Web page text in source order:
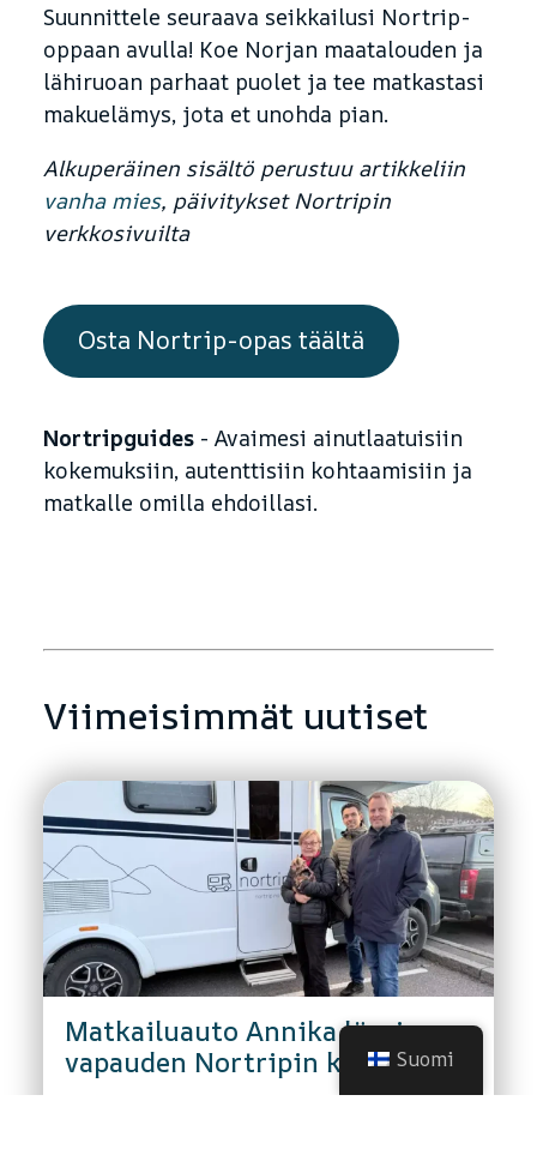
Suunnittele seuraava seikkailusi Nortrip-
oppaan avulla! Koe Norjan maatalouden ja
lähiruoan parhaat puolet ja tee matkastasi
makuelämys, jota et unohda pian.
Alkuperäinen sisältö perustuu artikkeliin
vanha mies, päivitykset Nortripin
verkkosivuilta
Osta Nortrip-opas täältä
Nortripguides - Avaimesi ainutlaatuisiin
kokemuksiin, autenttisiin kohtaamisiin ja
matkalle omilla ehdoillasi.
Viimeisimmät uutiset
Matkailuauto Annika löysi
vapauden Nortripin kanssaSuomi